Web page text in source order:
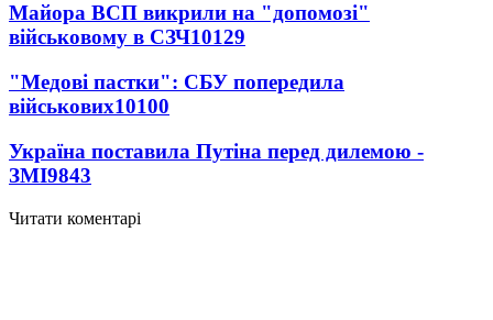
Майора ВСП викрили на "допомозі"
військовому в СЗЧ10129
"Медові пастки": СБУ попередила
військових10100
Україна поставила Путіна перед дилемою -
ЗМІ9843
Читати коментарі